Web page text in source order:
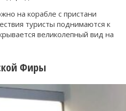
на корабле с пристани
туристы поднимаются к
великолепный вид на
Фиры